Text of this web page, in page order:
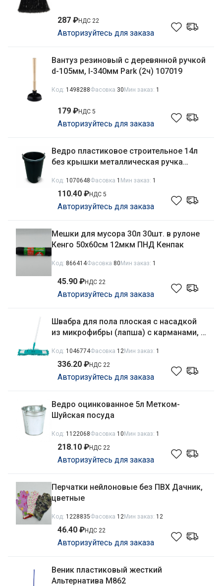
287 ₽НДС 22
Авторизуйтесь для заказа
Вантуз резиновый с деревянной ручкой
d-105мм, l-340мм Park (2ч) 107019
Код: 1498288Фасовка 30Мин заказ: 1
179 ₽НДС 5
Авторизуйтесь для заказа
Ведро пластиковое строительное 14л
без крышки металлическая ручка
Код: 1070648Фасовка 1 Мин заказ: 1
110.40 ₽НДС 5
Авторизуйтесь для заказа
Мешки для мусора 30л 30шт. в рулоне
Кенго 50х60см 12мкм ПНД Кенпак
Код: 866414Фасовка 80Мин заказ: 1
45.90 ₽НДС 22
Авторизуйтесь для заказа
Швабра для пола плоская с насадкой
из микрофибры (лапша) с карманами, с
ручкой, бирюзовый Рыжий кот
MopM4/310416
Код: 1046774Фасовка 12Мин заказ: 1
336.20 ₽НДС 22
Авторизуйтесь для заказа
Ведро оцинкованное 5л Метком-
Шуйская посуда
Код: 1122068Фасовка 10Мин заказ: 1
218.10 ₽НДС 22
Авторизуйтесь для заказа
Перчатки нейлоновые без ПВХ Дачник,
цветные
Код: 1228835Фасовка 12Мин заказ: 12
46.40 ₽НДС 22
Авторизуйтесь для заказа
Веник пластиковый жесткий
Альтернатива М862